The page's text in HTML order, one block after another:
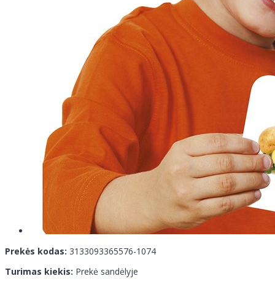
Prekės kodas: 3133093365576-1074
Turimas kiekis: Prekė sandėlyje